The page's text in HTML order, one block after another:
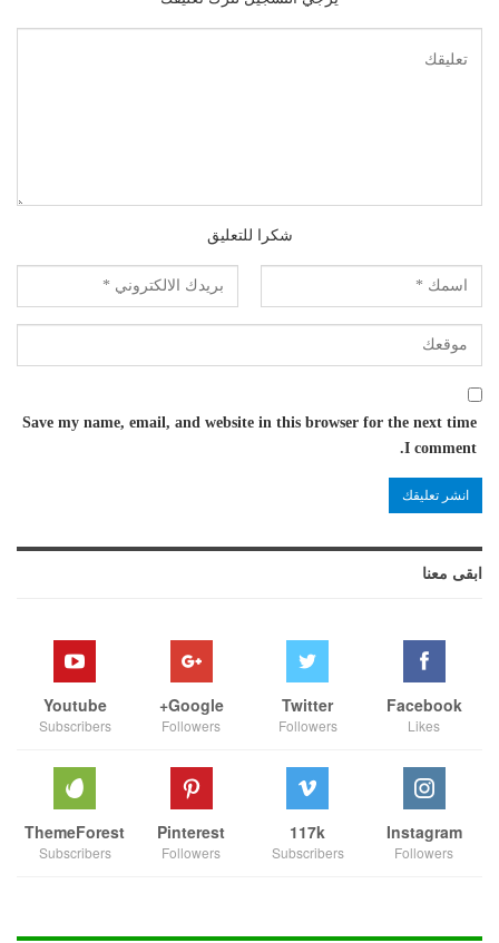
شكرا للتعليق
Save my name, email, and website in this browser for the next time
I comment.
ابقى معنا
Facebook
Likes
Twitter
Followers
Google+
Followers
Youtube
Subscribers
Instagram
Followers
117k
Subscribers
Pinterest
Followers
ThemeForest
Subscribers